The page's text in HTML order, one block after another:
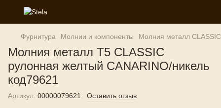
Фурнитура Молнии и компоненты Молния металл CLASSIC
Молния металл T5 CLASSIC
рулонная желтый CANARINO/никель
код79621
Артикул: 00000079621 Оставить отзыв